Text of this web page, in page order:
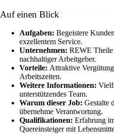
Auf einen Blick
Aufgaben: Begeistere
exzellentem Service.
Unternehmen: REWE
nachhaltiger Arbeitgeber.
Vorteile: Attraktive
Arbeitszeiten.
Weitere Informationen:
unterstützendes Team.
Warum dieser Job: Gestalte
übernehme Verantwortung.
Qualifikationen: Erfahrung
Quereinsteiger mit